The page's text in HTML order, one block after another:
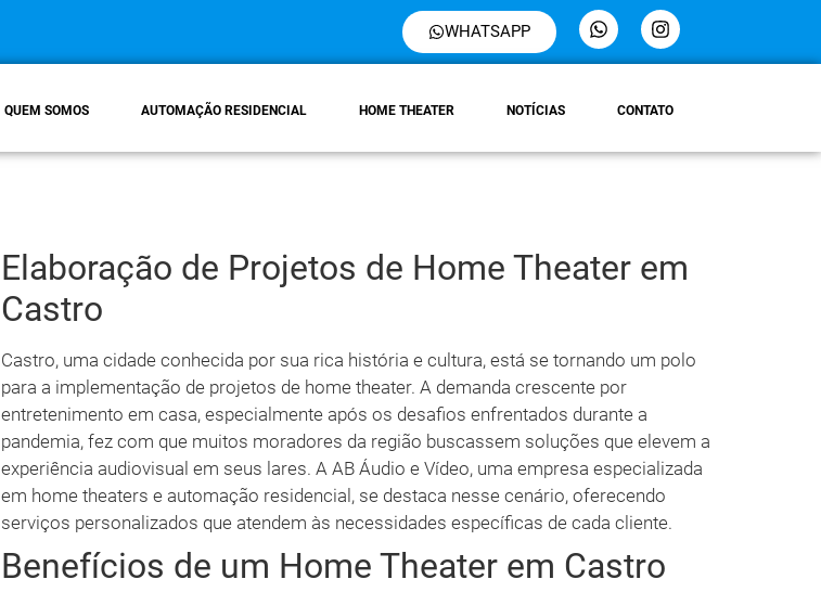
WHATSAPP
QUEM SOMOS AUTOMAÇÃO RESIDENCIAL HOME THEATER NOTÍCIAS CONTATO
Elaboração de Projetos de Home Theater em
Castro
Castro, uma cidade conhecida por sua rica história e cultura, está se tornando um polo
para a implementação de projetos de home theater. A demanda crescente por
entretenimento em casa, especialmente após os desafios enfrentados durante a
pandemia, fez com que muitos moradores da região buscassem soluções que elevem a
experiência audiovisual em seus lares. A AB Áudio e Vídeo, uma empresa especializada
em home theaters e automação residencial, se destaca nesse cenário, oferecendo
serviços personalizados que atendem às necessidades específicas de cada cliente.
Benefícios de um Home Theater em Castro